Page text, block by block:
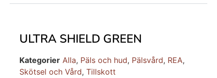
ULTRA SHIELD GREEN
Kategorier Alla, Päls och hud, Pälsvård, REA,
Skötsel och Vård, Tillskott